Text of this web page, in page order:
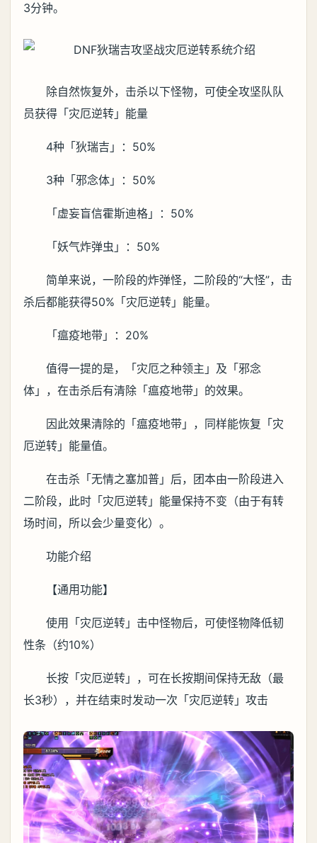
3分钟。
除自然恢复外，击杀以下怪物，可使全攻坚队队
员获得「灾厄逆转」能量
4种「狄瑞吉」：50%
3种「邪念体」：50%
「虚妄盲信霍斯迪格」：50%
「妖气炸弹虫」：50%
简单来说，一阶段的炸弹怪，二阶段的“大怪”，击
杀后都能获得50%「灾厄逆转」能量。
「瘟疫地带」：20%
值得一提的是，「灾厄之种领主」及「邪念
体」，在击杀后有清除「瘟疫地带」的效果。
因此效果清除的「瘟疫地带」，同样能恢复「灾
厄逆转」能量值。
在击杀「无情之塞加普」后，团本由一阶段进入
二阶段，此时「灾厄逆转」能量保持不变（由于有转
场时间，所以会少量变化）。
功能介绍
【通用功能】
使用「灾厄逆转」击中怪物后，可使怪物降低韧
性条（约10%）
长按「灾厄逆转」，可在长按期间保持无敌（最
长3秒），并在结束时发动一次「灾厄逆转」攻击